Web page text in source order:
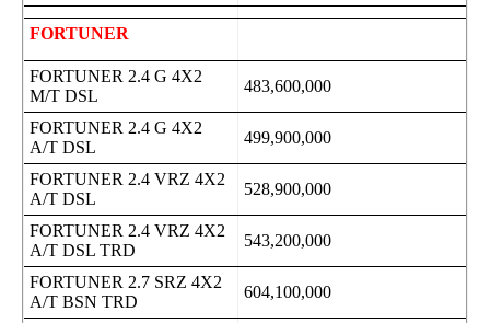
FORTUNER
FORTUNER 2.4 G 4X2
M/T DSL
483,600,000
FORTUNER 2.4 G 4X2
A/T DSL
499,900,000
FORTUNER 2.4 VRZ 4X2
A/T DSL
528,900,000
FORTUNER 2.4 VRZ 4X2
A/T DSL TRD
543,200,000
FORTUNER 2.7 SRZ 4X2
A/T BSN TRD
604,100,000